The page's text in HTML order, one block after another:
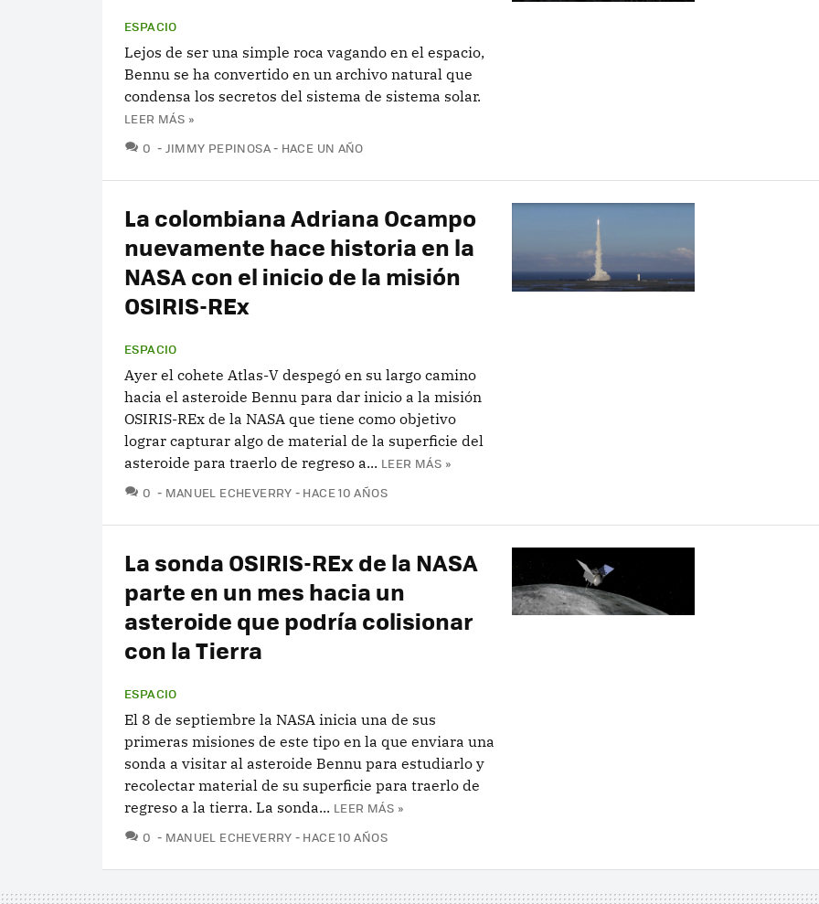
ESPACIO
Lejos de ser una simple roca vagando en el espacio,
Bennu se ha convertido en un archivo natural que
condensa los secretos del sistema de sistema solar.
LEER MÁS »
0 COMENTARIOS
JIMMY PEPINOSA HACE UN AÑO
La colombiana Adriana Ocampo
nuevamente hace historia en la
NASA con el inicio de la misión
OSIRIS-REx
ESPACIO
Ayer el cohete Atlas-V despegó en su largo camino
hacia el asteroide Bennu para dar inicio a la misión
OSIRIS-REx de la NASA que tiene como objetivo
lograr capturar algo de material de la superficie del
asteroide para traerlo de regreso a... LEER MÁS »
0 COMENTARIOS
MANUEL ECHEVERRY HACE 10 AÑOS
La sonda OSIRIS-REx de la NASA
parte en un mes hacia un
asteroide que podría colisionar
con la Tierra
ESPACIO
El 8 de septiembre la NASA inicia una de sus
primeras misiones de este tipo en la que enviara una
sonda a visitar al asteroide Bennu para estudiarlo y
recolectar material de su superficie para traerlo de
regreso a la tierra. La sonda... LEER MÁS »
0 COMENTARIOS
MANUEL ECHEVERRY HACE 10 AÑOS